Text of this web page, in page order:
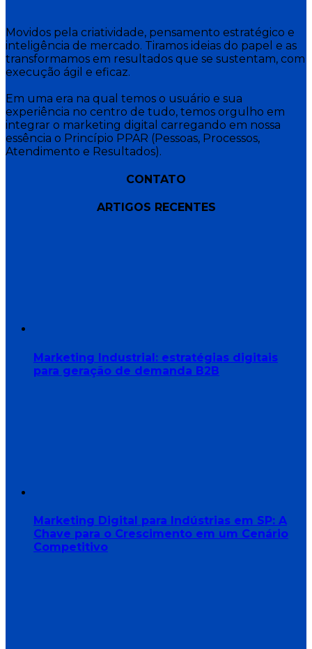
Movidos pela criatividade, pensamento estratégico e
inteligência de mercado. Tiramos ideias do papel e as
transformamos em resultados que se sustentam, com
execução ágil e eficaz.
Em uma era na qual temos o usuário e sua
experiência no centro de tudo, temos orgulho em
integrar o marketing digital carregando em nossa
essência o Princípio PPAR (Pessoas, Processos,
Atendimento e Resultados).
CONTATO
ARTIGOS RECENTES
Marketing Industrial: estratégias digitais
para geração de demanda B2B
Marketing Digital para Indústrias em SP: A
Chave para o Crescimento em um Cenário
Competitivo